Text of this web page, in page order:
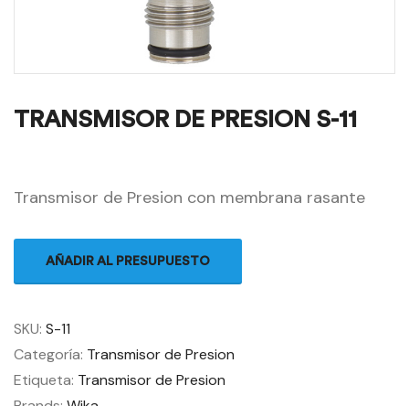
TRANSMISOR DE PRESION S-11
Transmisor de Presion con membrana rasante
AÑADIR AL PRESUPUESTO
SKU: S-11
Categoría: Transmisor de Presion
Etiqueta: Transmisor de Presion